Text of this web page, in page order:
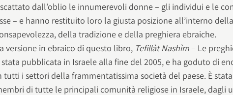
dall’oblio le innumerevoli donne – gli individui e le
– e hanno restituito loro la giusta posizione all’interno
della tradizione e della preghiera ebraiche.
versione in ebraico di questo libro, Tefillàt Nashìm– Le
stata pubblicata in Israele alla fine del 2005, e ha goduto di
tutti i settori della frammentatissima società del paese. È
di tutte le principali comunità religiose in Israele, dagli